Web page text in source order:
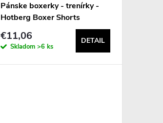
Pánske boxerky - trenírky -
Hotberg Boxer Shorts
€11,06
Skladom >6 ks
DETAIL